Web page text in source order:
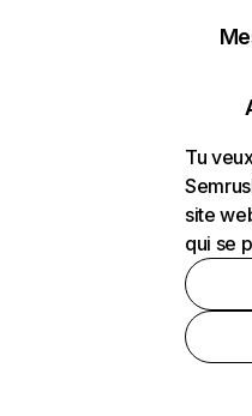
Tu
site
qui se